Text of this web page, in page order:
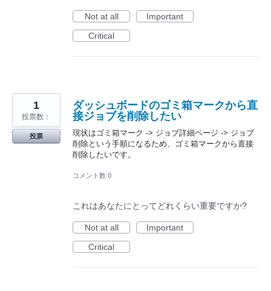
Not at all
Important
Critical
ダッシュボードのゴミ箱マークから直
接ジョブを削除したい
現状はゴミ箱マーク -> ジョブ詳細ページ -> ジョブ
削除という手順になるため、ゴミ箱マークから直接
削除したいです。
1
投票数：
投票
コメント数 0
これはあなたにとってどれくらい重要ですか?
Not at all
Important
Critical